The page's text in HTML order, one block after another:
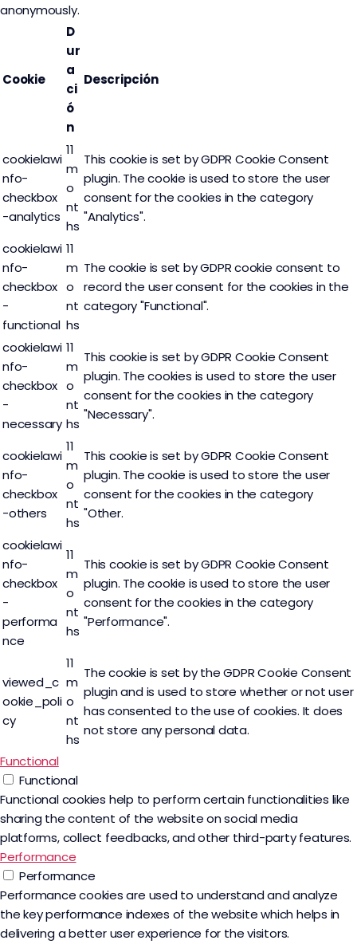
anonymously.
Cookie
D
ur
a
ci
ó
n
Descripción
cookielawi
nfo-
checkbox
-analytics
11
m
o
nt
hs
This cookie is set by GDPR Cookie Consent
plugin. The cookie is used to store the user
consent for the cookies in the category
"Analytics".
cookielawi
nfo-
checkbox
-
functional
11
m
o
nt
hs
The cookie is set by GDPR cookie consent to
record the user consent for the cookies in the
category "Functional".
cookielawi
nfo-
checkbox
-
necessary
11
m
o
nt
hs
This cookie is set by GDPR Cookie Consent
plugin. The cookies is used to store the user
consent for the cookies in the category
"Necessary".
cookielawi
nfo-
checkbox
-others
11
m
o
nt
hs
This cookie is set by GDPR Cookie Consent
plugin. The cookie is used to store the user
consent for the cookies in the category
"Other.
cookielawi
nfo-
checkbox
-
performa
nce
11
m
o
nt
hs
This cookie is set by GDPR Cookie Consent
plugin. The cookie is used to store the user
consent for the cookies in the category
"Performance".
viewed_c
ookie_poli
cy
11
m
o
nt
hs
The cookie is set by the GDPR Cookie Consent
plugin and is used to store whether or not user
has consented to the use of cookies. It does
not store any personal data.
Functional
Functional
Functional cookies help to perform certain functionalities like
sharing the content of the website on social media
platforms, collect feedbacks, and other third-party features.
Performance
Performance
Performance cookies are used to understand and analyze
the key performance indexes of the website which helps in
delivering a better user experience for the visitors.